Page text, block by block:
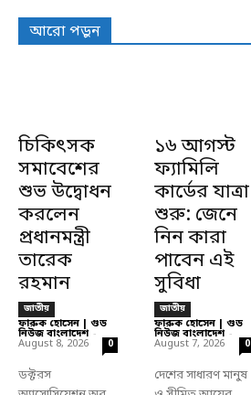
আরো পড়ুন
চিকিৎসক
সমাবেশের
শুভ উদ্বোধন
করলেন
প্রধানমন্ত্রী
তারেক
রহমান
জাতীয়
ফারুক হোসেন | গুড
নিউজ বাংলাদেশ -
August 8, 2026 0
ডক্টরস
১৬ আগস্ট
ফ্যামিলি
কার্ডের যাত্রা
শুরু: জেনে
নিন কারা
পাবেন এই
সুবিধা
জাতীয়
ফারুক হোসেন | গুড
নিউজ বাংলাদেশ -
August 7, 2026 0
দেশের সাধারণ মানুষ